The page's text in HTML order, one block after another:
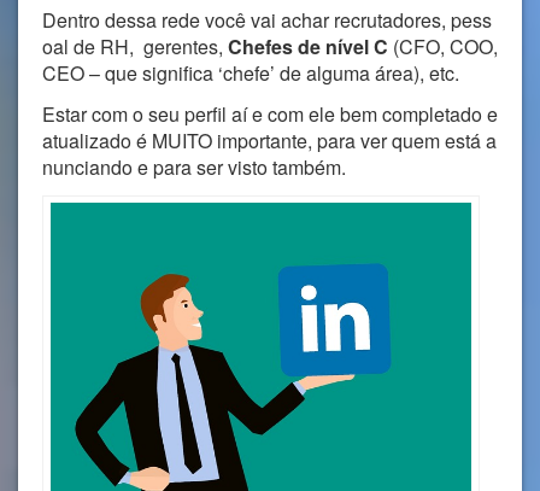
Dentro dessa rede você vai achar recrutadores, pess
oal de RH, gerentes, Chefes de nível C (CFO, COO,
CEO – que significa ‘chefe’ de alguma área), etc.
Estar com o seu perfil aí e com ele bem completado e
atualizado é MUITO importante, para ver quem está a
nunciando e para ser visto também.